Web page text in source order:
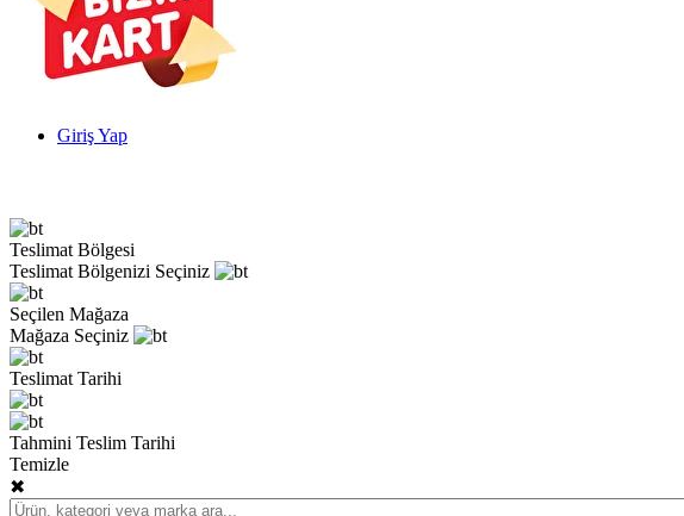
Giriş Yap
Teslimat Bölgesi
Teslimat Bölgenizi Seçiniz
Seçilen Mağaza
Mağaza Seçiniz
Teslimat Tarihi
Tahmini Teslim Tarihi
Temizle
✖